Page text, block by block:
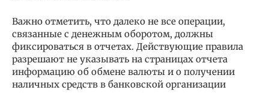
Важно отметить, что далеко не все операции,
связанные с денежным оборотом, должны
фиксироваться в отчетах. Действующие правила
разрешают не указывать на страницах отчета
информацию об обмене валюты и о получении
наличных средств в банковской организации